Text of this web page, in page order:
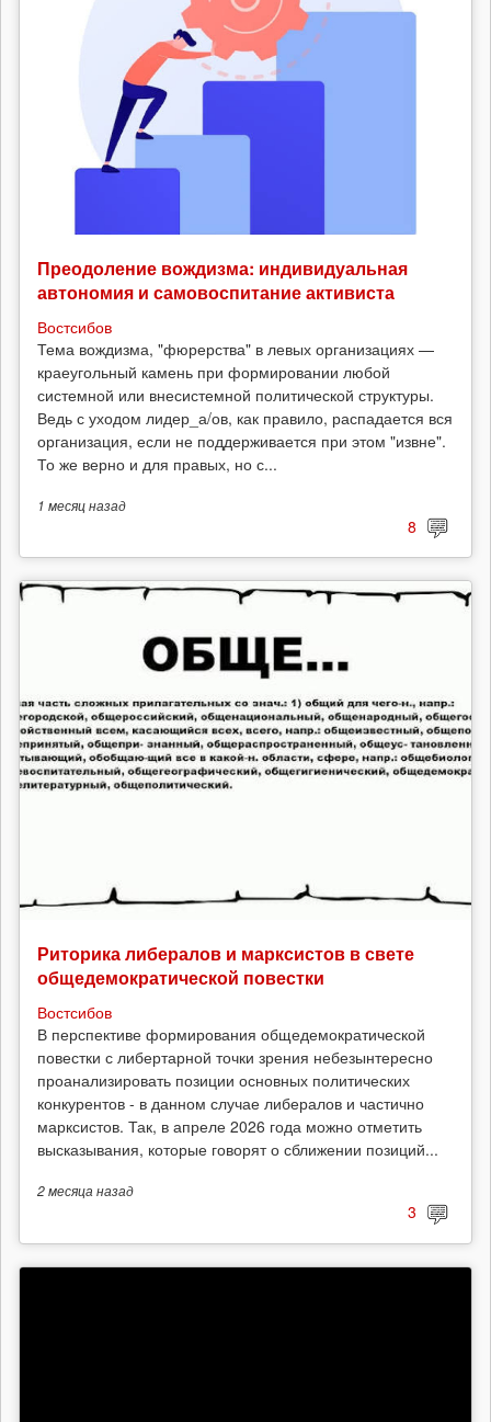
Преодоление вождизма: индивидуальная
автономия и самовоспитание активиста
Востсибов
Тема вождизма, "фюрерства" в левых организациях —
краеугольный камень при формировании любой
системной или внесистемной политической структуры.
Ведь с уходом лидер_а/ов, как правило, распадается вся
организация, если не поддерживается при этом "извне".
То же верно и для правых, но с...
1 месяцназад
8
Риторика либералов и марксистов в свете
общедемократической повестки
Востсибов
В перспективе формирования общедемократической
повестки с либертарной точки зрения небезынтересно
проанализировать позиции основных политических
конкурентов - в данном случае либералов и частично
марксистов. Так, в апреле 2026 года можно отметить
высказывания, которые говорят о сближении позиций...
2 месяцаназад
3